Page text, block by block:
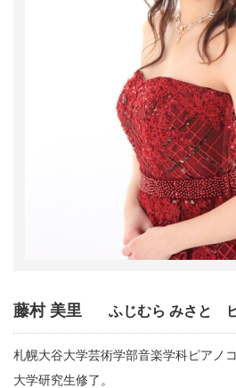
藤村 美里 ふじむら みさと
札幌大谷大学芸術学部音楽学科ピアノ
大学研究生修了。